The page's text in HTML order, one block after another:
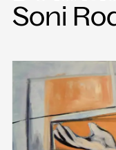
Über
Haus
Partner
Soni